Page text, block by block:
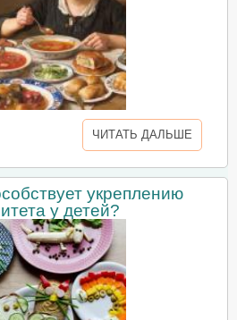
ЧИТАТЬ ДАЛЬШЕ
укреплению
у детей?